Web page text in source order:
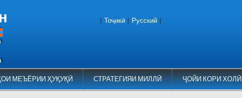
МЕЪЁРИИ ҲУҚУҚӢ СТРАТЕГИЯИ МИЛЛӢ ҶОЙИ КОРИ ХОЛӢ
Тоҷикӣ Русский